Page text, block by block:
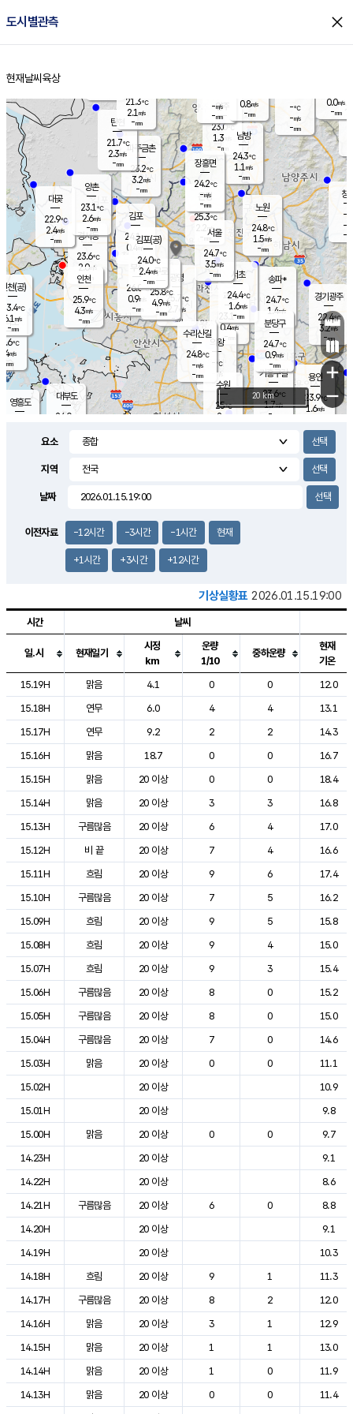
도시별관측 close
홈
현재날씨 육상
의도
℃
m/s
mm
영흥도
양주
23.0℃
1.3
-mm
과천
23.1℃
0.4m/s
- mm
용인
23.9℃
1.6m/s
경기광주
22.4℃
3.2m/s
-mm
1.9m/s
대부도
24.0
경서동
23.6℃
2.0m/s
-mm
파주금촌
23.2℃
3.2m/s
-mm
-℃
-m/s
-mm
대곶
22.9℃
2.4m/s
-mm
창
-
-m/
-
탄현
21.7℃
2.3m/s
-mm
0.0m/s
-mm
의왕
- ℃
m/s
mm
김포
24.1℃
0.4 m/s
mm
광명
25.7 ℃
2.7 m/s
-mm
부천
26.0℃
0.9m/s
-mm
양촌
23.1℃
2.6m/s
-mm
구로
25.8℃
4.9m/s
-mm
은평
25.3℃
2.2 m/s
- mm
노원
24.8℃
1.5m/s
-mm
송파*
24.7℃
1.4m/s
-mm
서초
24.4℃
1.6m/s
-mm
남방
24.3℃
1.1 m/s
-mm
기흥구갈
23.6℃
1.7m/s
-
수리산길
24.8℃
-m/s
-mm
분당구
24.7℃
0.9m/s
-mm
장흥면
24.2℃
-m/s
-mm
-m/s
-mm
인천(공)
23.4℃
6.1 m/s
-mm
김포(공)
24.0℃
2.4m/s
-mm
수원
25℃
2 m/s
인천
25.9℃
4.3m/s
-mm
서울
24.7℃
3.5m/s
-mm
21.3℃
2.1 m/s
-mm
0.8m/s
-mm
+
−
20 km
요소
지역
날짜
이전자료 -12시간 -3시간 -1시간 현재
+1시간 +3시간 +12시간
기상실황표 2026.01.15.19:00
도시별 기상실황표로 지점, 날씨, 기온, 강수, 바람, 기압등을 안내한 표입
시간 날씨
일.시 현재일기
시정
km
운량
1/10
중하운량
현재
기온
15.19H
맑음 4.1 0 0
12.0
15.18H
연무 6.0 4 4
13.1
15.17H
연무 9.2 2 2
14.3
15.16H
맑음 18.7 0 0
16.7
15.15H
맑음 20 이상 0 0
18.4
15.14H
맑음 20 이상 3 3
16.8
15.13H
구름많음 20 이상 6 4
17.0
15.12H
비 끝 20 이상 7 4
16.6
15.11H
흐림 20 이상 9 6
17.4
15.10H
구름많음 20 이상 7 5
16.2
15.09H
흐림 20 이상 9 5
15.8
15.08H
흐림 20 이상 9 4
15.0
15.07H
흐림 20 이상 9 3
15.4
15.06H
구름많음 20 이상 8 0
15.2
15.05H
구름많음 20 이상 8 0
15.0
15.04H
구름많음 20 이상 7 0
14.6
15.03H
맑음 20 이상 0 0
11.1
15.02H
20 이상
10.9
15.01H
20 이상
9.8
15.00H
맑음 20 이상 0 0
9.7
14.23H
20 이상
9.1
14.22H
20 이상
8.6
14.21H
구름많음 20 이상 6 0
8.8
14.20H
20 이상
9.1
14.19H
20 이상
10.3
14.18H
흐림 20 이상 9 1
11.3
14.17H
구름많음 20 이상 8 2
12.0
14.16H
맑음 20 이상 3 1
12.9
14.15H
맑음 20 이상 1 1
13.0
14.14H
맑음 20 이상 1 0
11.9
14.13H
맑음 20 이상 0 0
11.4